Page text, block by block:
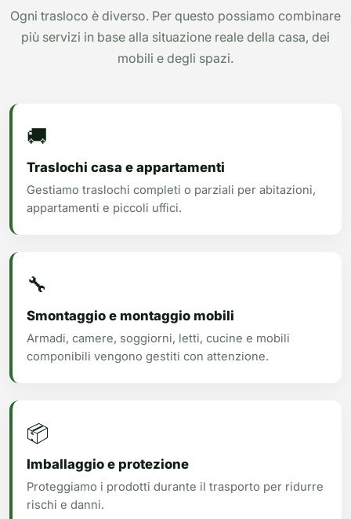
Ogni trasloco è diverso. Per questo possiamo combinare
più servizi in base alla situazione reale della casa, dei
mobili e degli spazi.
🚚
Traslochi casa e appartamenti
Gestiamo traslochi completi o parziali per abitazioni,
appartamenti e piccoli uffici.
🔧
Smontaggio e montaggio mobili
Armadi, camere, soggiorni, letti, cucine e mobili
componibili vengono gestiti con attenzione.
📦
Imballaggio e protezione
Proteggiamo i prodotti durante il trasporto per ridurre
rischi e danni.